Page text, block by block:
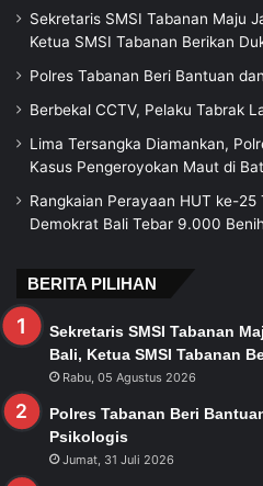
Sekretaris SMSI Tabanan Maju
Ketua SMSI Tabanan Berikan
Polres Tabanan Beri Bantuan
Berbekal CCTV, Pelaku Tabrak
Lima Tersangka Diamankan,
Kasus Pengeroyokan Maut di
Rangkaian Perayaan HUT ke-
Demokrat Bali Tebar 9.000
BERITA PILIHAN
Sekretaris SMSI Tabanan
Bali, Ketua SMSI Tabanan
Rabu, 05 Agustus 2026
Polres Tabanan Beri
Psikologis
Jumat, 31 Juli 2026